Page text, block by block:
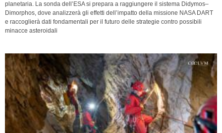
planetaria. La sonda dell’ESA si prepara a raggiungere il sistema Didymos–
Dimorphos, dove analizzerà gli effetti dell’impatto della missione NASA DART
e raccoglierà dati fondamentali per il futuro delle strategie contro possibili
minacce asteroidali